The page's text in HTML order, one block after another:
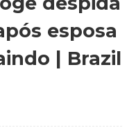
esposa
| Brazil